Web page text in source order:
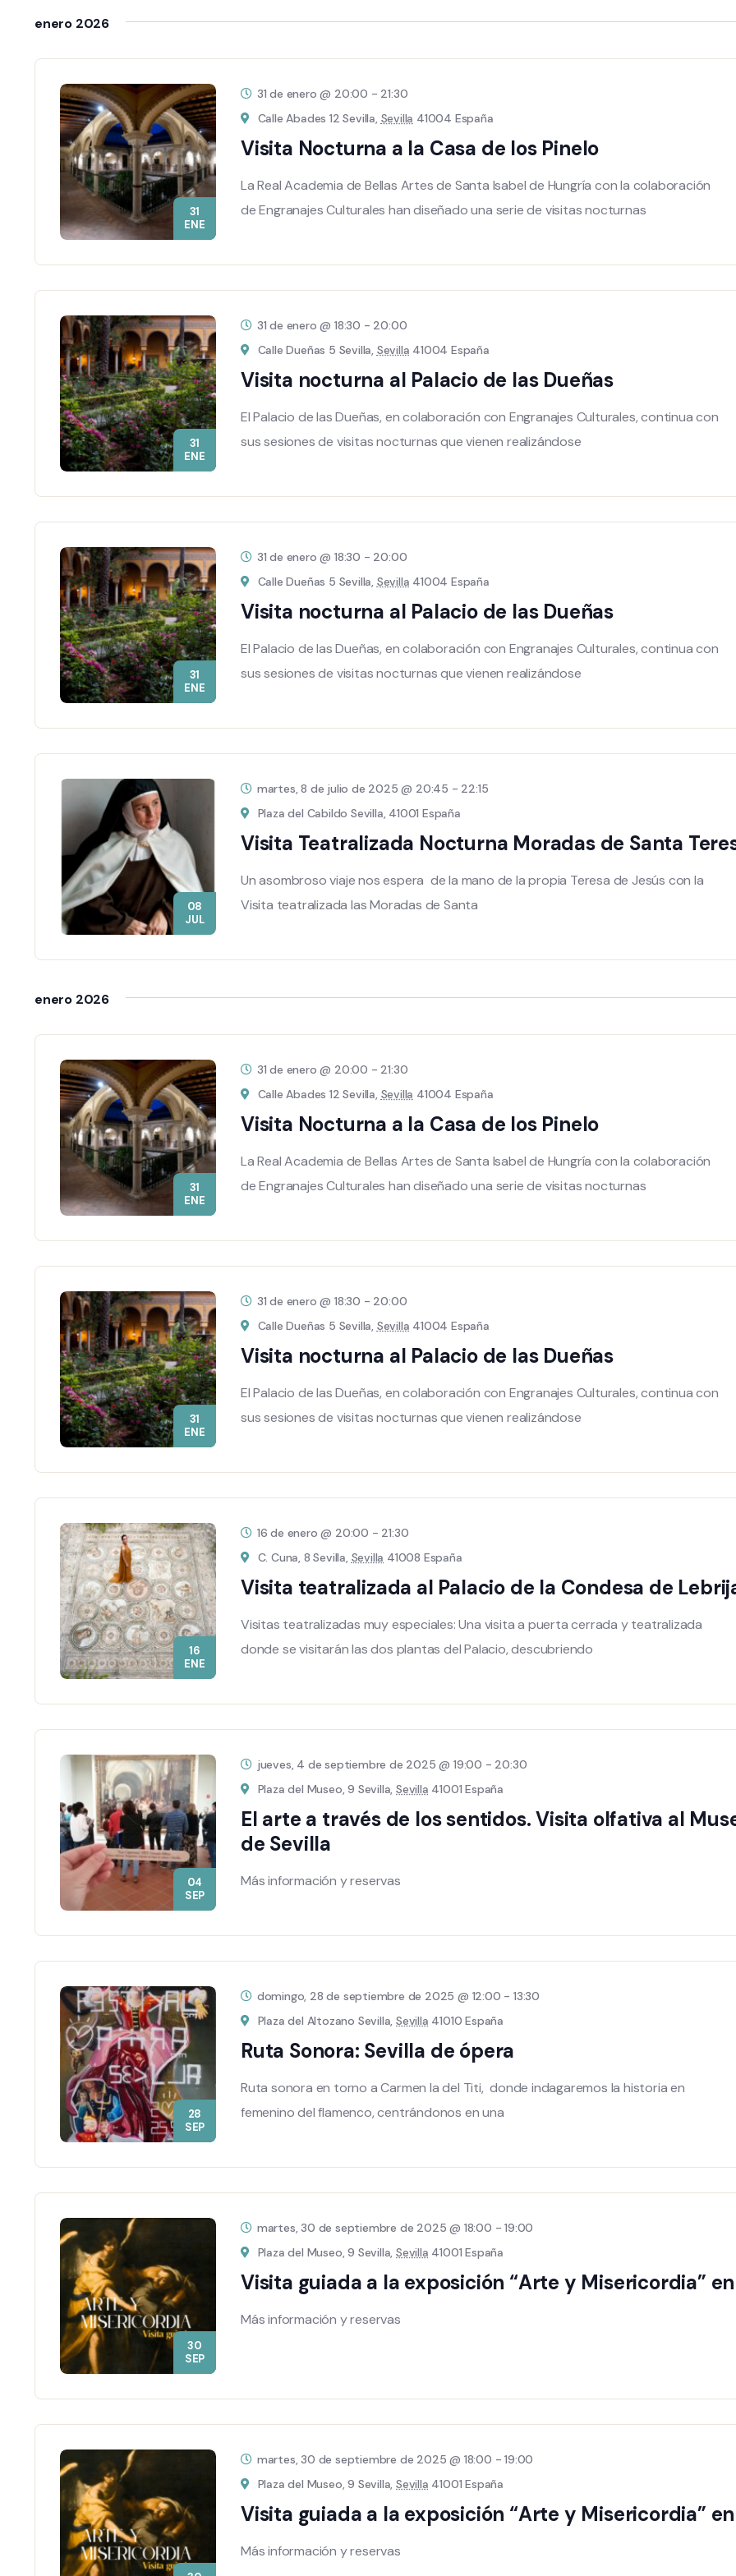
de
Eventos
la
palabra
clave.
la
enero 2026
31
ENE
31 de enero @ 20:00 - 21:30
Calle Abades 12 Sevilla, Sevilla 41004 España
Visita Nocturna a la Casa de los Pinelo
La Real Academia de Bellas Artes de Santa Isabel de Hungría con la colaboración
de Engranajes Culturales han diseñado una serie de visitas nocturnas
31
ENE
31 de enero @ 18:30 - 20:00
Calle Dueñas 5 Sevilla, Sevilla 41004 España
Visita nocturna al Palacio de las Dueñas
El Palacio de las Dueñas, en colaboración con Engranajes Culturales, continua con
sus sesiones de visitas nocturnas que vienen realizándose
31
ENE
31 de enero @ 18:30 - 20:00
Calle Dueñas 5 Sevilla, Sevilla 41004 España
Visita nocturna al Palacio de las Dueñas
El Palacio de las Dueñas, en colaboración con Engranajes Culturales, continua con
sus sesiones de visitas nocturnas que vienen realizándose
08
JUL
martes, 8 de julio de 2025 @ 20:45 - 22:15
Plaza del Cabildo Sevilla, 41001 España
Visita Teatralizada Nocturna Moradas de Santa
Un asombroso viaje nos espera de la mano de la propia Teresa de Jesús con la
Visita teatralizada las Moradas de Santa
enero 2026
31
ENE
31 de enero @ 20:00 - 21:30
Calle Abades 12 Sevilla, Sevilla 41004 España
Visita Nocturna a la Casa de los Pinelo
La Real Academia de Bellas Artes de Santa Isabel de Hungría con la colaboración
de Engranajes Culturales han diseñado una serie de visitas nocturnas
31
ENE
31 de enero @ 18:30 - 20:00
Calle Dueñas 5 Sevilla, Sevilla 41004 España
Visita nocturna al Palacio de las Dueñas
El Palacio de las Dueñas, en colaboración con Engranajes Culturales, continua con
sus sesiones de visitas nocturnas que vienen realizándose
16
ENE
16 de enero @ 20:00 - 21:30
C. Cuna, 8 Sevilla, Sevilla 41008 España
Visita teatralizada al Palacio de la Condesa de
Visitas teatralizadas muy especiales: Una visita a puerta cerrada y teatralizada
donde se visitarán las dos plantas del Palacio, descubriendo
04
SEP
jueves, 4 de septiembre de 2025 @ 19:00 - 20:30
Plaza del Museo, 9 Sevilla,Sevilla 41001 España
El arte a través de los sentidos. Visita olfativa al
de Sevilla
Más información y reservas
28
SEP
domingo, 28 de septiembre de 2025 @ 12:00 -13:30
Plaza del Altozano Sevilla,Sevilla 41010 España
Ruta Sonora: Sevilla de ópera
Ruta sonora en torno a Carmen la del Titi, donde indagaremos la historia en
femenino del flamenco, centrándonos en una
30
SEP
martes, 30 de septiembre de 2025 @ 18:00 -19:00
Plaza del Museo, 9 Sevilla,Sevilla 41001 España
Visita guiada a la exposición “Arte y Misericordia”
Más información y reservas
martes, 30 de septiembre de 2025 @ 18:00 -19:00
Plaza del Museo, 9 Sevilla,Sevilla 41001 España
Visita guiada a la exposición “Arte y Misericordia”
Más información y reservas